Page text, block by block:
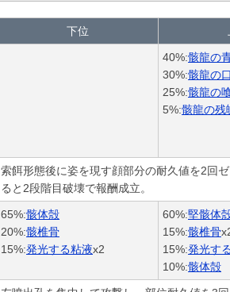
下位
40%:骸龍の
30%:骸龍の
25%:骸龍の
5%:骸龍の残
索餌形態後に姿を現す顔部分の耐久値を2回
ると2段階目破壊で報酬成立。
65%:骸体殻
20%:骸椎骨
15%:発光する粘液x2
60%:堅骸体
15%:骸椎骨
15%:発光す
10%:骸体殻